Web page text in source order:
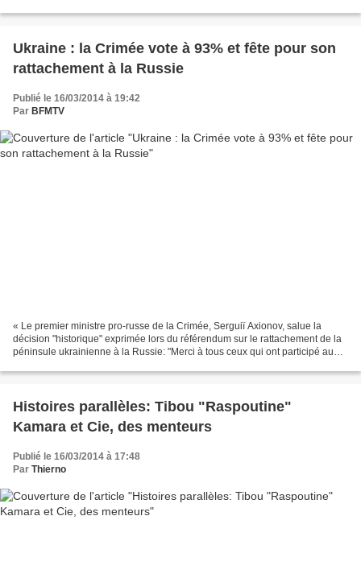
Ukraine : la Crimée vote à 93% et fête pour son
rattachement à la Russie
Publié le 16/03/2014 à 19:42
Par BFMTV
« Le premier ministre pro-russe de la Crimée, Serguiï Axionov, salue la
décision "historique" exprimée lors du référendum sur le rattachement de la
péninsule ukrainienne à la Russie: "Merci à tous ceux qui ont participé au
Histoires parallèles: Tibou "Raspoutine"
Kamara et Cie, des menteurs
Publié le 16/03/2014 à 17:48
Par Thierno